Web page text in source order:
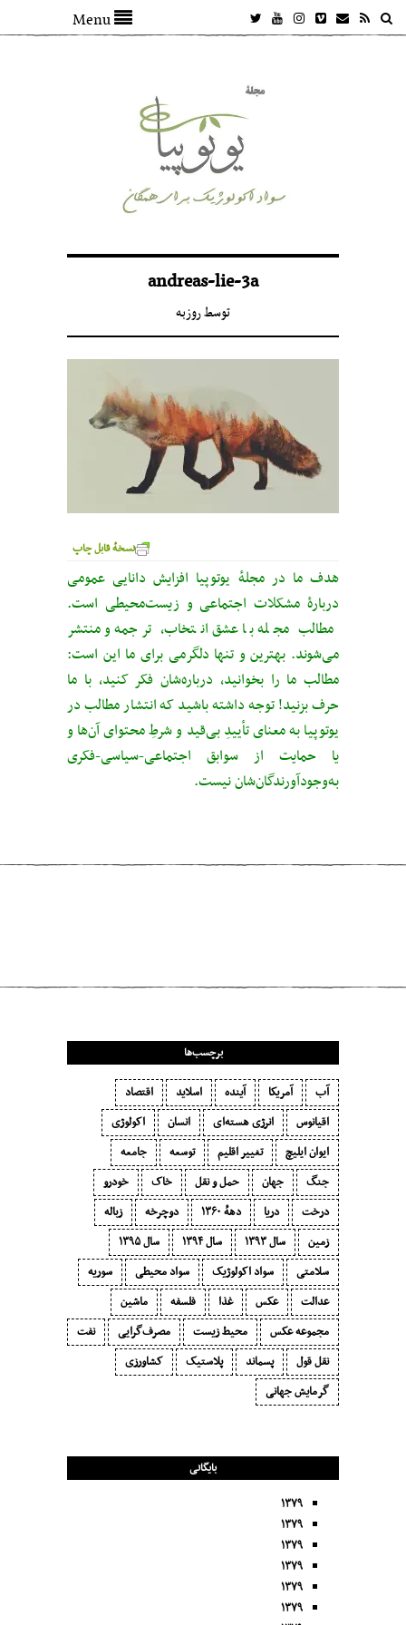
Menu
andreas-lie-3a
توسطروزبه
نسخهٔ قابل چاپ
هدف ما در مجلهٔ یوتوپیا افزایش دانایی عمومی
دربارهٔ مشکلات اجتماعی و زیست‌محیطی است.
مطالب مجله با عشق انتخاب، ترجمه و منتشر
می‌شوند. بهترین و تنها دلگرمی برای ما این است:
مطالب ما را بخوانید، درباره‌شان فکر کنید، با ما
حرف بزنید! توجه داشته باشید که انتشار مطالب در
یوتوپیا به معنای تأییدِ بی‌قید‌ و شرطِ محتوای آن‌ها و
یا حمایت از سوابق اجتماعی-سیاسی-فکری
به‌وجودآورندگان‌شان نیست.
برچسب‌ها
آب آمریکا آینده اسلاید
اقتصاد
اقیانوس
انرژی هسته‌ای انسان
اکولوژی
ایوان ایلیچ
تغییر اقلیم توسعه
جامعه
جنگ
جهان حمل و نقل خاک
خودرو
درخت
دریا دههٔ ۱‍۳۶۰ دوچرخه
زباله
زمین
سال ۱۳۹۳ سال ۱۳۹۴
سال ۱۳۹۵
سلامتی
سواد اکولوژیک سواد محیطی
سوریه
عدالت
عکس غذا فلسفه
ماشین
مجموعه عکس
محیط زیست مصرف‌گرایی‬
نفت
نقل قول
پسماند پلاستیک
کشاورزی
گرمایش جهانی
بایگانی
۱۳۷۹
۱۳۷۹
۱۳۷۹
۱۳۷۹
۱۳۷۹
۱۳۷۹